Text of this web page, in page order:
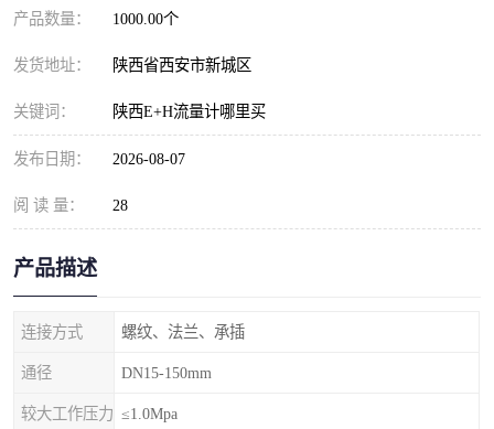
产品数量： 1000.00个
发货地址： 陕西省西安市新城区
关键词： 陕西E+H流量计哪里买
发布日期： 2026-08-07
阅 读 量： 28
产品描述
连接方式 螺纹、法兰、承插
通径 DN15-150mm
较大工作压力 ≤1.0Mpa